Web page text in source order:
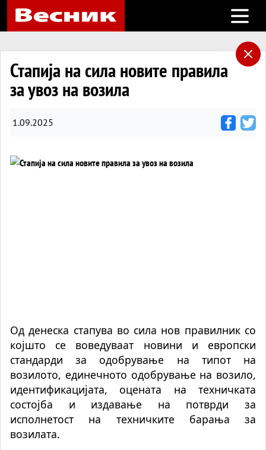
Open
Стапија на сила новите правила
за увоз на возила
1.09.2025
Од денеска стапува во сила нов правилник со
којшто се воведуваат новини и европски
стандарди за одобрување на типот на
возилото, единечното одобрување на возило,
идентификацијата, оцената на техничката
состојба и издавање на потврди за
исполнетост на техничките барања за
возилата.